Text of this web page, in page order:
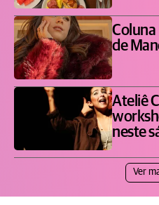
Coluna
de
Ateliê
neste
Ver